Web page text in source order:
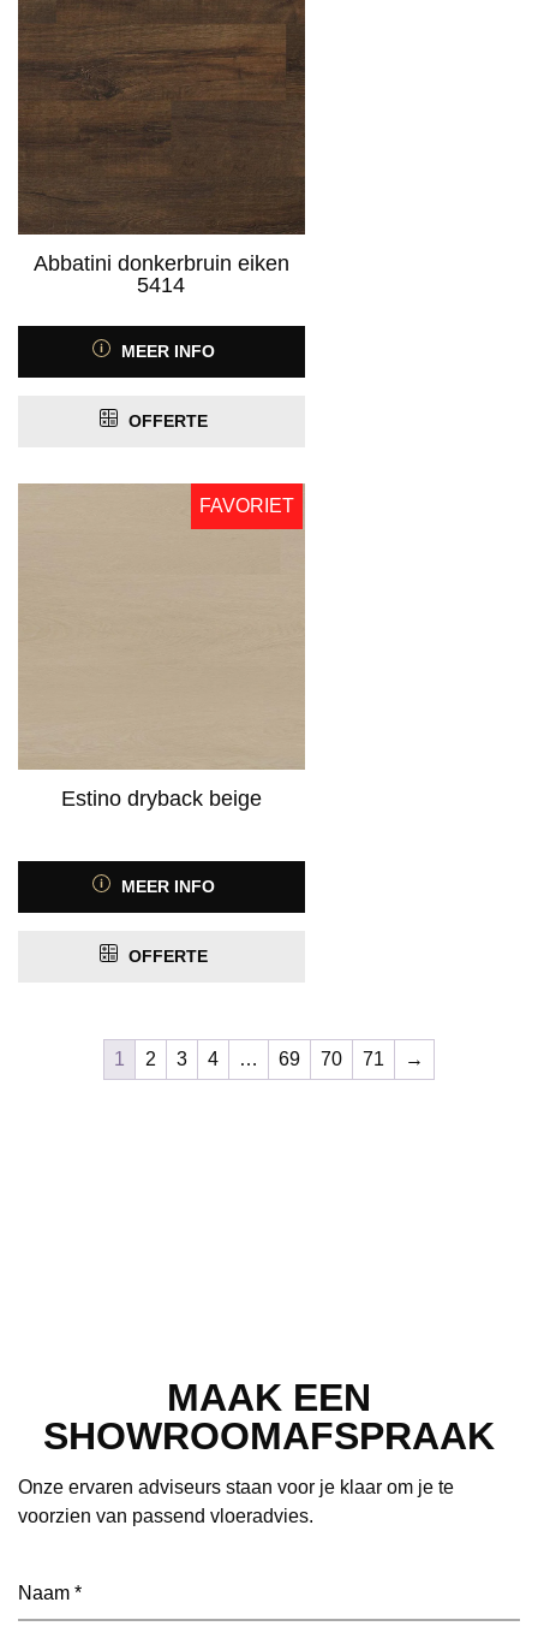
Abbatini donkerbruin eiken
5414
MEER INFO
OFFERTE
FAVORIET
Estino dryback beige
MEER INFO
OFFERTE
1 2 3 4 … 69 70 71 →
MAAK EEN
SHOWROOMAFSPRAAK
Onze ervaren adviseurs staan voor je klaar om je te
voorzien van passend vloeradvies.
Naam (Vereist)